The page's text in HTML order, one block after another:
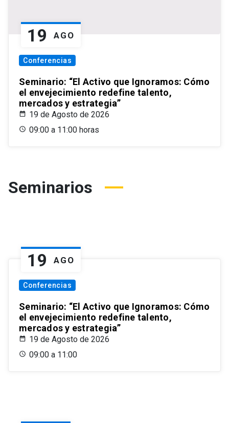
19 AGO
Conferencias
Seminario: “El Activo que Ignoramos: Cómo
el envejecimiento redefine talento,
mercados y estrategia”
19 de Agosto de 2026
09:00 a 11:00 horas
Seminarios
19 AGO
Conferencias
Seminario: “El Activo que Ignoramos: Cómo
el envejecimiento redefine talento,
mercados y estrategia”
19 de Agosto de 2026
09:00 a 11:00